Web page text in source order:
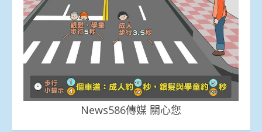
News586傳媒 關心您